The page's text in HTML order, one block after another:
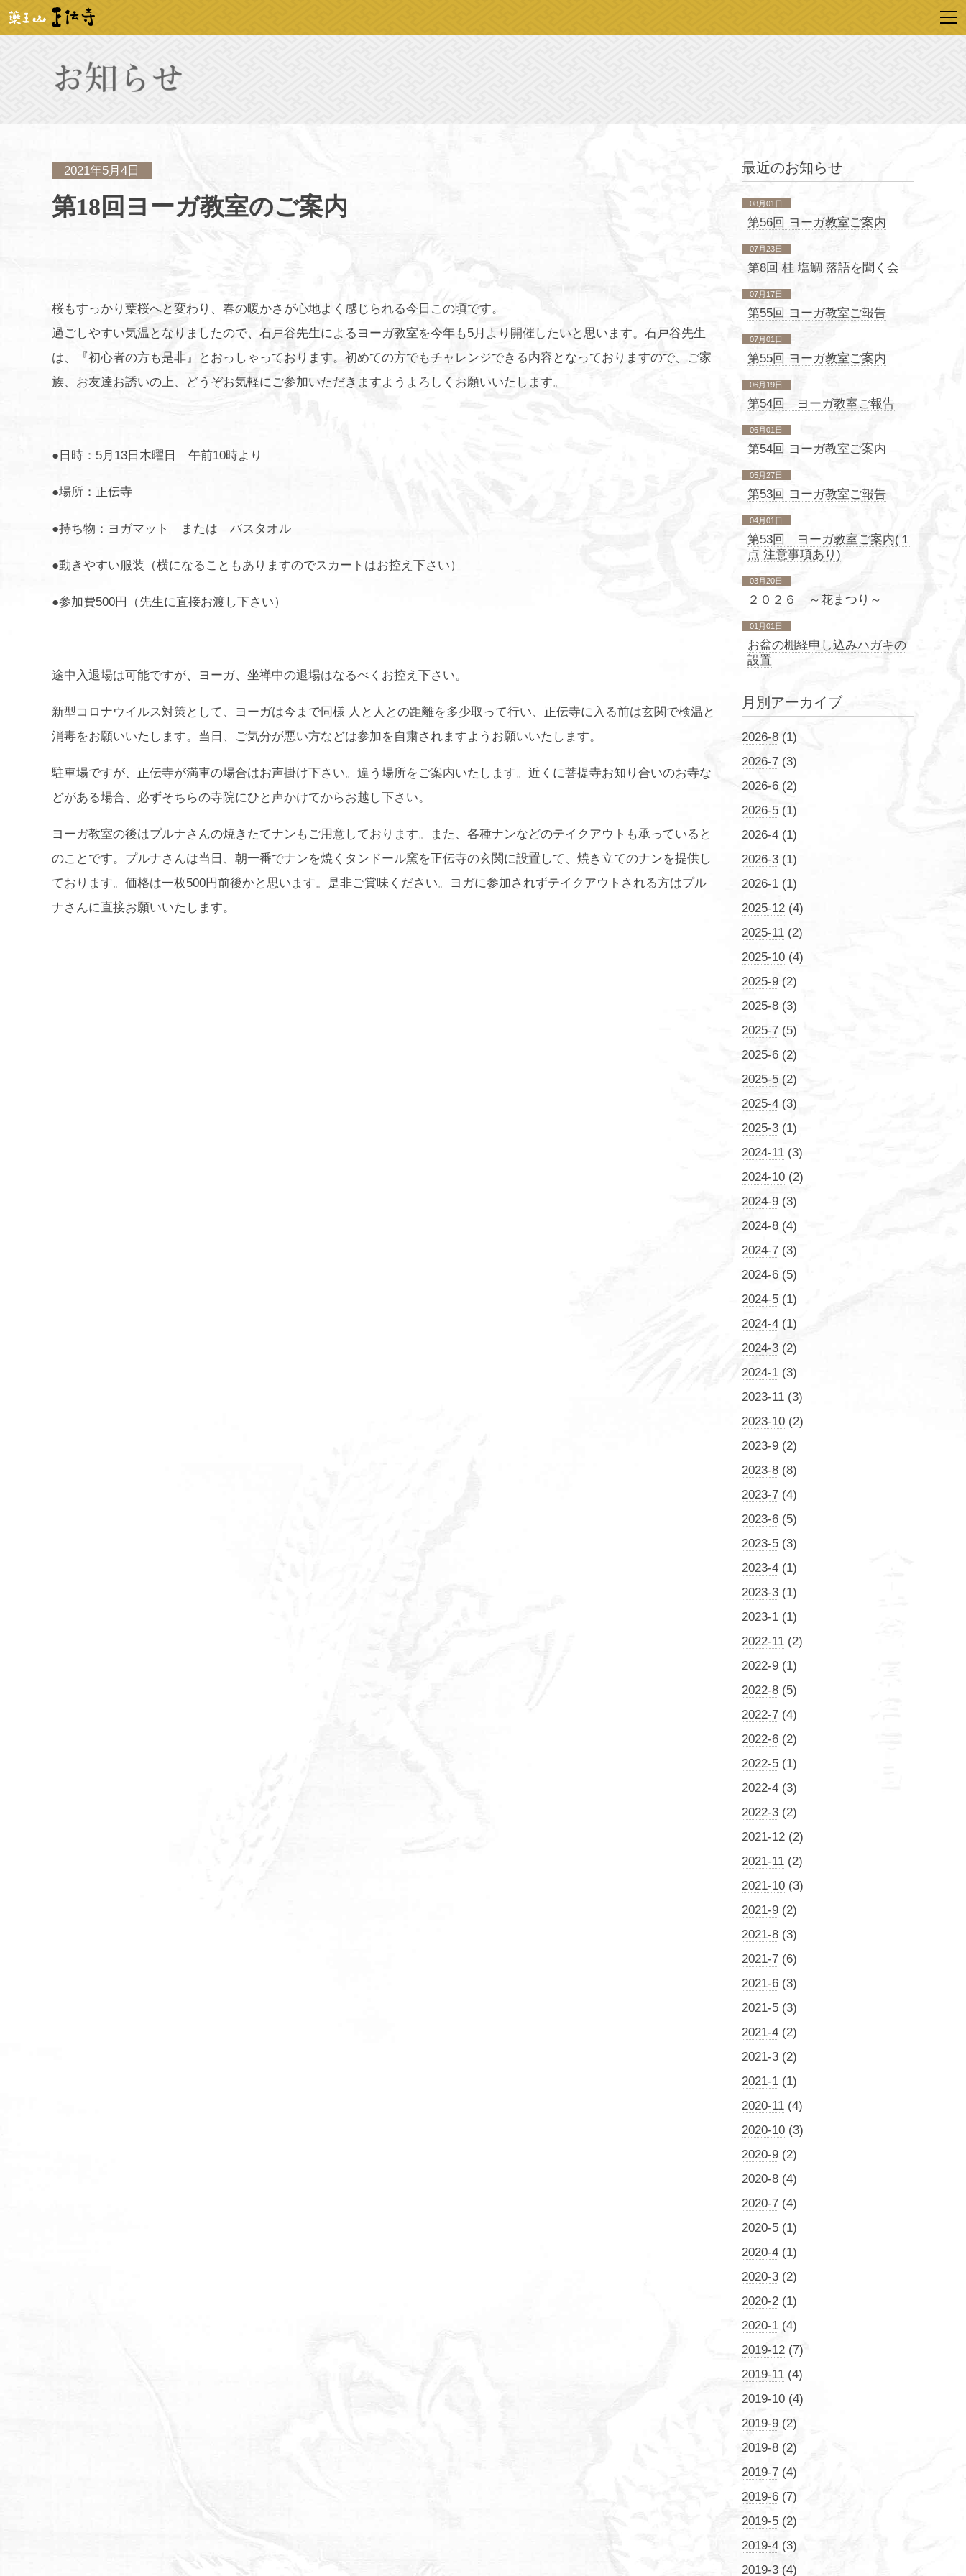
2021年5月4日
第18回ヨーガ教室のご案内
桜もすっかり葉桜へと変わり、春の暖かさが心地よく感じられる今日この頃です。
過ごしやすい気温となりましたので、石戸谷先生によるヨーガ教室を今年も5月より開催したいと思います。石戸谷先生
は、『初心者の方も是非』とおっしゃっております。初めての方でもチャレンジできる内容となっておりますので、ご家
族、お友達お誘いの上、どうぞお気軽にご参加いただきますようよろしくお願いいたします。
●日時：5月13日木曜日 午前10時より
●場所：正伝寺
●持ち物：ヨガマット または バスタオル
●動きやすい服装（横になることもありますのでスカートはお控え下さい）
●参加費500円（先生に直接お渡し下さい）
途中入退場は可能ですが、ヨーガ、坐禅中の退場はなるべくお控え下さい。
新型コロナウイルス対策として、ヨーガは今まで同様 人と人との距離を多少取って行い、正伝寺に入る前は玄関で検温と
消毒をお願いいたします。当日、ご気分が悪い方などは参加を自粛されますようお願いいたします。
駐車場ですが、正伝寺が満車の場合はお声掛け下さい。違う場所をご案内いたします。近くに菩提寺お知り合いのお寺な
どがある場合、必ずそちらの寺院にひと声かけてからお越し下さい。
ヨーガ教室の後はプルナさんの焼きたてナンもご用意しております。また、各種ナンなどのテイクアウトも承っていると
のことです。プルナさんは当日、朝一番でナンを焼くタンドール窯を正伝寺の玄関に設置して、焼き立てのナンを提供し
ております。価格は一枚500円前後かと思います。是非ご賞味ください。ヨガに参加されずテイクアウトされる方はプル
ナさんに直接お願いいたします。
最近のお知らせ
08月01日
第56回 ヨーガ教室ご案内
07月23日
第8回 桂 塩鯛 落語を聞く会
07月17日
第55回 ヨーガ教室ご報告
07月01日
第55回 ヨーガ教室ご案内
06月19日
第54回 ヨーガ教室ご報告
06月01日
第54回 ヨーガ教室ご案内
05月27日
第53回 ヨーガ教室ご報告
04月01日
第53回 ヨーガ教室ご案内(１
点 注意事項あり)
03月20日
２０２６ ～花まつり～
01月01日
お盆の棚経申し込みハガキの
設置
月別アーカイブ
2026-8 (1)
2026-7 (3)
2026-6 (2)
2026-5 (1)
2026-4 (1)
2026-3 (1)
2026-1 (1)
2025-12 (4)
2025-11 (2)
2025-10 (4)
2025-9 (2)
2025-8 (3)
2025-7 (5)
2025-6 (2)
2025-5 (2)
2025-4 (3)
2025-3 (1)
2024-11 (3)
2024-10 (2)
2024-9 (3)
2024-8 (4)
2024-7 (3)
2024-6 (5)
2024-5 (1)
2024-4 (1)
2024-3 (2)
2024-1 (3)
2023-11 (3)
2023-10 (2)
2023-9 (2)
2023-8 (8)
2023-7 (4)
2023-6 (5)
2023-5 (3)
2023-4 (1)
2023-3 (1)
2023-1 (1)
2022-11 (2)
2022-9 (1)
2022-8 (5)
2022-7 (4)
2022-6 (2)
2022-5 (1)
2022-4 (3)
2022-3 (2)
2021-12 (2)
2021-11 (2)
2021-10 (3)
2021-9 (2)
2021-8 (3)
2021-7 (6)
2021-6 (3)
2021-5 (3)
2021-4 (2)
2021-3 (2)
2021-1 (1)
2020-11 (4)
2020-10 (3)
2020-9 (2)
2020-8 (4)
2020-7 (4)
2020-5 (1)
2020-4 (1)
2020-3 (2)
2020-2 (1)
2020-1 (4)
2019-12 (7)
2019-11 (4)
2019-10 (4)
2019-9 (2)
2019-8 (2)
2019-7 (4)
2019-6 (7)
2019-5 (2)
2019-4 (3)
2019-3 (4)